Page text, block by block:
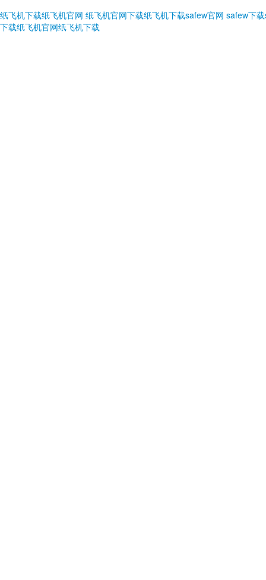
纸飞机下载纸飞机官网 纸飞机官网下载纸飞机下载safew官网 safew下载
下载纸飞机官网纸飞机下载